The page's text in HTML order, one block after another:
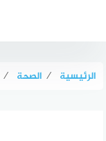
الرئيسية ⁄ الصحة ⁄